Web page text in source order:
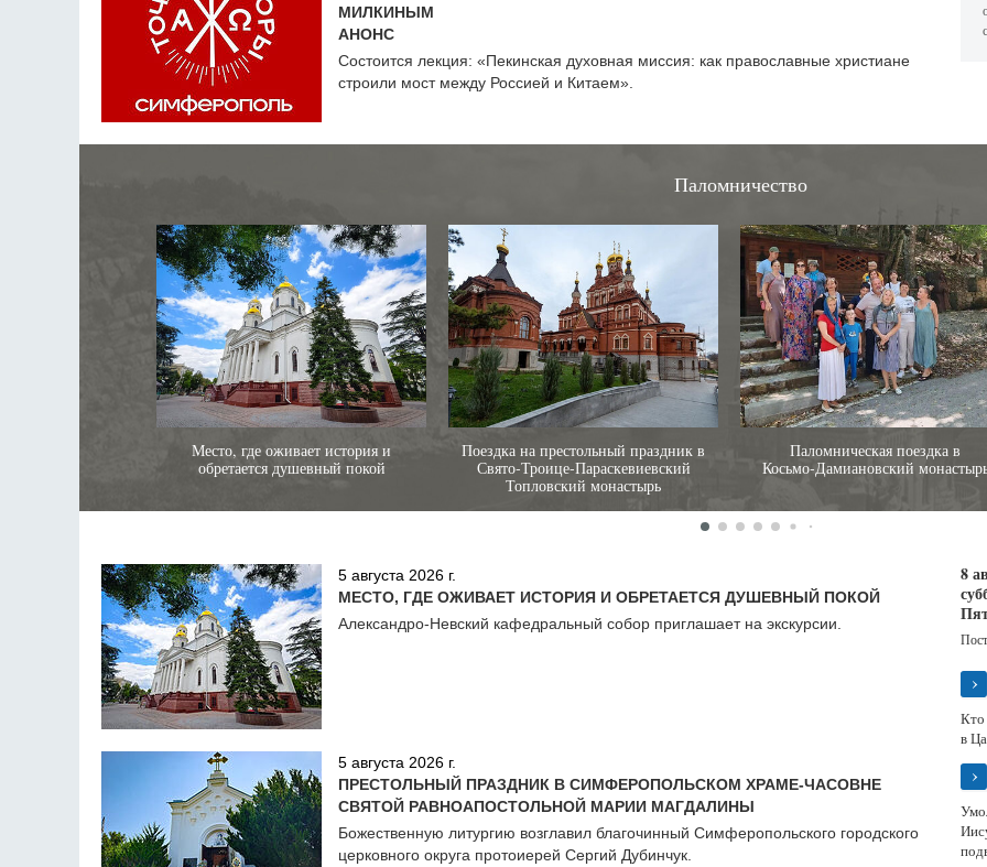
МИЛКИНЫМ
АНОНС
Состоится лекция: «Пекинская духовная миссия: как православные христиане
строили мост между Россией и Китаем».
Паломничество
Место, где оживает история и
обретается душевный покой
Поездка на престольный праздник в
Свято‑Троице‑Параскевиевский
Топловский монастырь
Паломническая поездка в
Косьмо‑Дамиановский
5 августа 2026 г.
МЕСТО, ГДЕ ОЖИВАЕТ ИСТОРИЯ И ОБРЕТАЕТСЯ ДУШЕВНЫЙ ПОКОЙ
Александро-Невский кафедральный собор приглашает на экскурсии.
5 августа 2026 г.
ПРЕСТОЛЬНЫЙ ПРАЗДНИК В СИМФЕРОПОЛЬСКОМ ХРАМЕ‑ЧАСОВНЕ
СВЯТОЙ РАВНОАПОСТОЛЬНОЙ МАРИИ МАГДАЛИНЫ
Божественную литургию возглавил благочинный Симферопольского городского
церковного округа протоиерей Сергий Дубинчук.
8
›
Кто
в
›